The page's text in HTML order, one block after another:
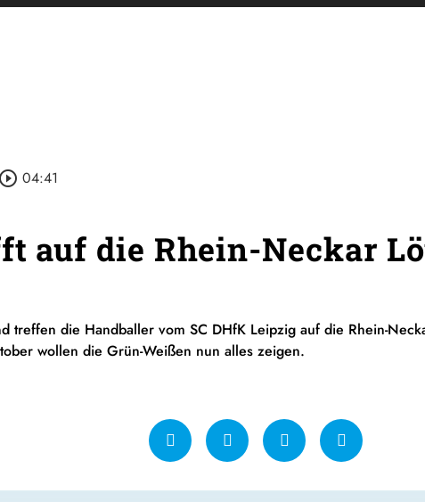
play_circle_outline 04:41
auf die Rhein-Neckar
treffen die Handballer vom SC DHfK Leipzig auf die Rhein-
wollen die Grün-Weißen nun alles zeigen.